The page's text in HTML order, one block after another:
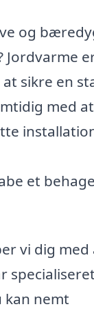
og
Jordvarme
sikre en
med
et
vi dig med
kan nemt